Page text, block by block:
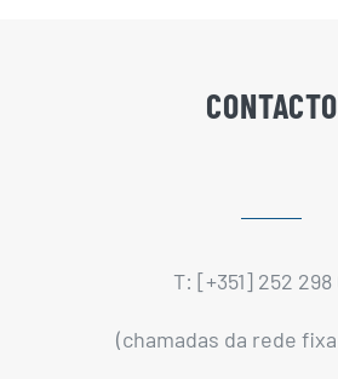
CONTACTO
T: [+351] 252 298
(chamadas da rede